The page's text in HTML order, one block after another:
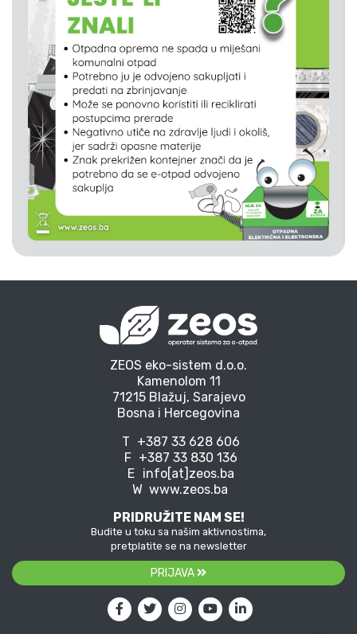
ZEOS eko-sistem d.o.o.
Kamenolom 11
71215 Blažuj, Sarajevo
Bosna i Hercegovina
T +387 33 628 606
F +387 33 830 136
E info[at]zeos.ba
W www.zeos.ba
PRIDRUŽITE NAM SE!
Budite u toku sa našim aktivnostima,
pretplatite se na newsletter
PRIJAVA